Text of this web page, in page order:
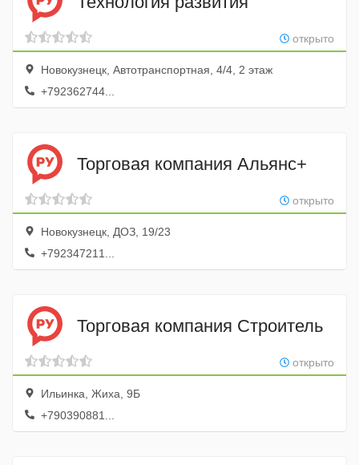
открыто
Новокузнецк, Автотранспортная, 4/4, 2 этаж
+792362744...
Торговая компания Альянс+
открыто
Новокузнецк, ДОЗ, 19/23
+792347211...
Торговая компания Строитель
открыто
Ильинка, Жиха, 9Б
+790390881...